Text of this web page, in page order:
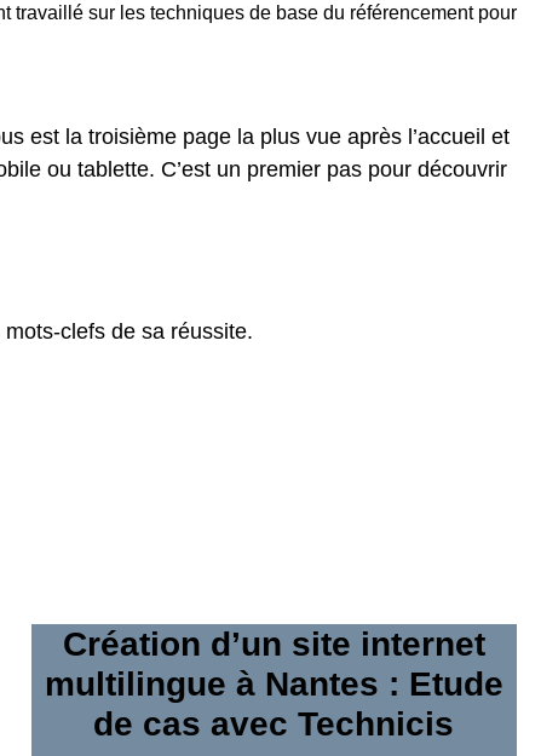
travaillé sur les techniques de base du référencement pour
est la troisième page la plus vue après l’accueil et
ou tablette. C’est un premier pas pour découvrir
clefs de sa réussite.
Création d’un site internet
multilingue à Nantes : Etude
de cas avec Technicis